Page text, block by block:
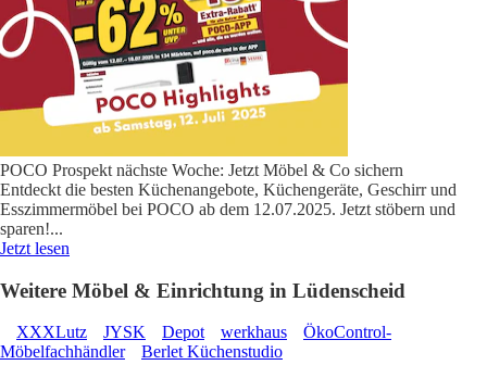
POCO Prospekt nächste Woche: Jetzt Möbel & Co sichern
Entdeckt die besten Küchenangebote, Küchengeräte, Geschirr und
Esszimmermöbel bei POCO ab dem 12.07.2025. Jetzt stöbern und
sparen!...
Jetzt lesen
Weitere Möbel & Einrichtung in Lüdenscheid
XXXLutz JYSK Depot werkhaus
ÖkoControl-
Möbelfachhändler
Berlet Küchenstudio